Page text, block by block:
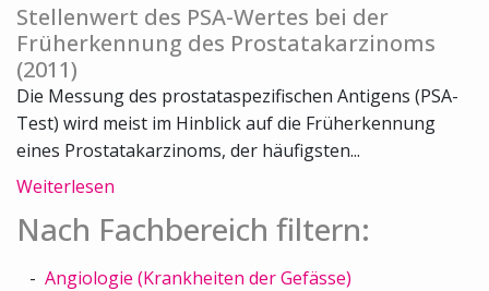
Stellenwert des PSA-Wertes bei der
Früherkennung des Prostatakarzinoms
(2011)
Die Messung des prostataspezifischen Antigens (PSA-
Test) wird meist im Hinblick auf die Früherkennung
eines Prostatakarzinoms, der häufigsten...
Weiterlesen
Nach Fachbereich filtern:
Angiologie (Krankheiten der Gefässe)